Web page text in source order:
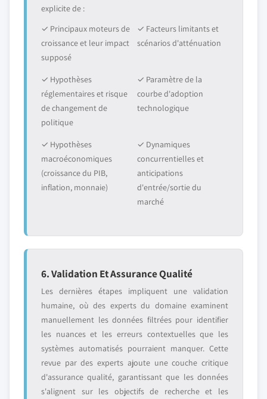
explicite de :
✓ Principaux moteurs de
croissance et leur impact
supposé
✓ Facteurs limitants et
scénarios d'atténuation
✓ Hypothèses
réglementaires et risque
de changement de
politique
✓ Paramètre de la
courbe d'adoption
technologique
✓ Hypothèses
macroéconomiques
(croissance du PIB,
inflation, monnaie)
✓ Dynamiques
concurrentielles et
anticipations
d'entrée/sortie du
marché
6. Validation Et Assurance Qualité
Les dernières étapes impliquent une validation
humaine, où des experts du domaine examinent
manuellement les données filtrées pour identifier
les nuances et les erreurs contextuelles que les
systèmes automatisés pourraient manquer. Cette
revue par des experts ajoute une couche critique
d'assurance qualité, garantissant que les données
s'alignent sur les objectifs de recherche et les